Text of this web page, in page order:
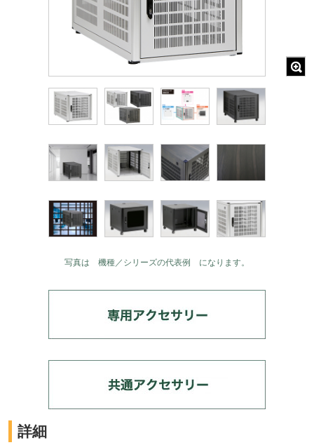
写真は 機種／シリーズの代表例 になります。
詳細